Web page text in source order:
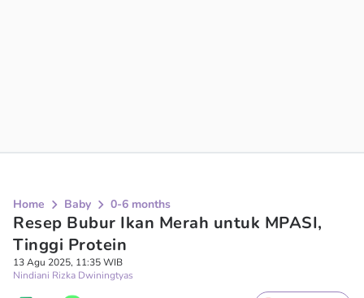
Home Baby 0-6 months
Resep Bubur Ikan Merah untuk MPASI,
Tinggi Protein
13 Agu 2025, 11:35 WIB
Nindiani Rizka Dwiningtyas